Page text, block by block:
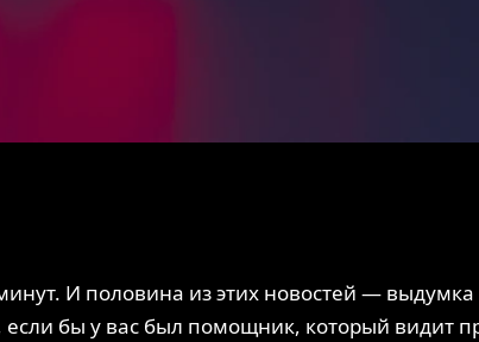
И половина из этих новостей —
бы у вас был помощник, который видит